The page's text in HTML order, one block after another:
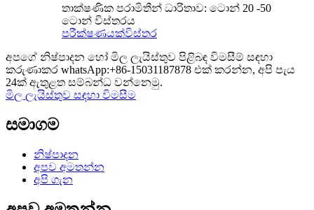
තාක්ෂණික පරාමිතීන් ධාරිතාව: ටොන් 20 -50
ටොන් විස්තරය
පරීක්ෂණයක්විස්තර
අපගේ නිෂ්පාදන හෝ මිල ලැයිස්තුව පිළිබඳ විමසීම් සඳහා
කරුණාකර whatsApp:+86-15031187878 එක් කරන්න, අපි පැය
24ක් ඇතුළත සම්බන්ධ වන්නෙමු.
මිල ලැයිස්තුව සඳහා විමසීම
සමාගම
නිෂ්පාදන
අපව අමතන්න
අපි ගැන